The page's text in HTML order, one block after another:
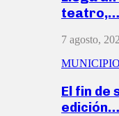
teatro,…
7 agosto,
El fin de
edición…